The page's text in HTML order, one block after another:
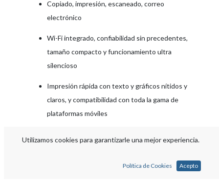
Copiado, impresión, escaneado, correo
electrónico
Wi-Fi integrado, confiabilidad sin precedentes,
tamaño compacto y funcionamiento ultra
silencioso
Impresión rápida con texto y gráficos nítidos y
claros, y compatibilidad con toda la gama de
plataformas móviles
Utilizamos cookies para garantizarle una mejor experiencia.
Política de Cookies Acepto